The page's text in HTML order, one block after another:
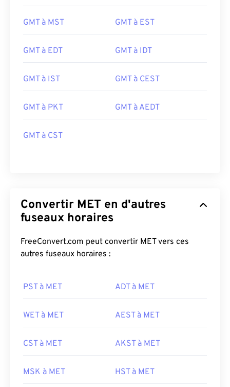
GMT à MST GMT à EST
GMT à EDT GMT à IDT
GMT à IST GMT à CEST
GMT à PKT GMT à AEDT
GMT à CST
Convertir MET en d'autres
fuseaux horaires
FreeConvert.com peut convertir MET vers ces
autres fuseaux horaires :
PST à MET ADT à MET
WET à MET AEST à MET
CST à MET AKST à MET
MSK à MET HST à MET